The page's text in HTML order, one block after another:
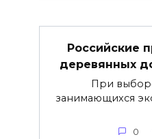
Российские
деревянных
При
занимающихся
0